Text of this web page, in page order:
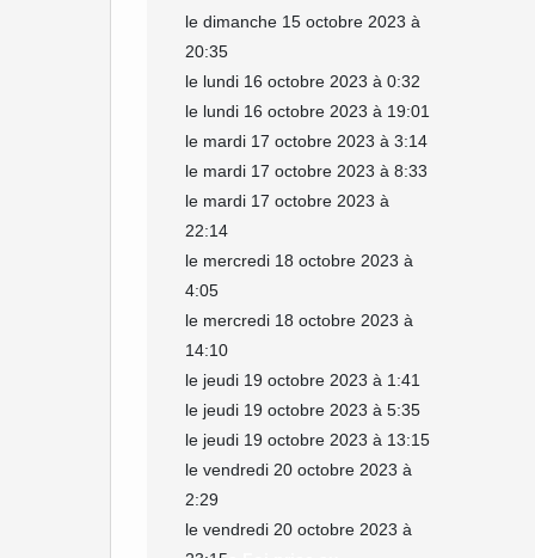
le dimanche 15 octobre 2023 à
20:35
le lundi 16 octobre 2023 à 0:32
le lundi 16 octobre 2023 à 19:01
le mardi 17 octobre 2023 à 3:14
le mardi 17 octobre 2023 à 8:33
le mardi 17 octobre 2023 à
22:14
le mercredi 18 octobre 2023 à
4:05
le mercredi 18 octobre 2023 à
14:10
le jeudi 19 octobre 2023 à 1:41
le jeudi 19 octobre 2023 à 5:35
le jeudi 19 octobre 2023 à 13:15
le vendredi 20 octobre 2023 à
2:29
le vendredi 20 octobre 2023 à